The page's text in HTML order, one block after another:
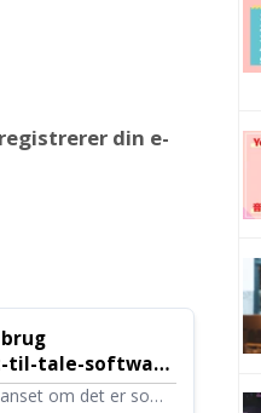
registrerer din e-
til-tale-software
om det er som